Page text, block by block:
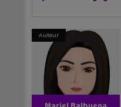
Auteur